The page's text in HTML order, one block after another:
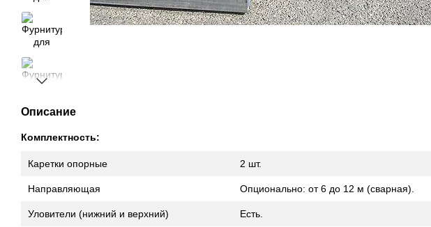
Описание
Комплектность:
Каретки опорные 2 шт.
Направляющая Опционально: от 6 до 12 м (сварная).
Уловители (нижний и верхний) Есть.